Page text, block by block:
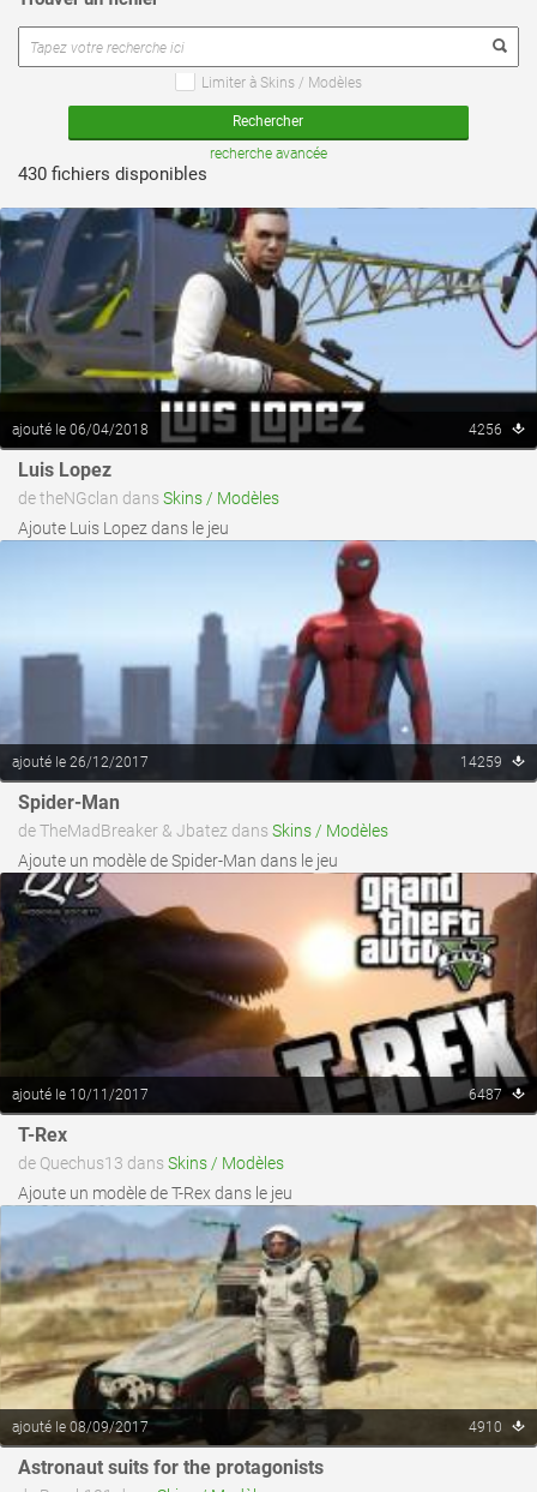
Limiter à Skins / Modèles
recherche avancée
430 fichiers disponibles
ajouté le 06/04/2018 4256
Luis Lopez
de theNGclan dans Skins / Modèles
Ajoute Luis Lopez dans le jeu
voir ce fichier
ajouté le 26/12/2017 14259
Spider-Man
de TheMadBreaker & Jbatez dans Skins / Modèles
Ajoute un modèle de Spider-Man dans le jeu
ajouté le 10/11/2017 6487
T-Rex
de Quechus13 dans Skins / Modèles
Ajoute un modèle de T-Rex dans le jeu
voir ce fichier
ajouté le 08/09/2017 4910
Astronaut suits for the protagonists
voir ce fichier